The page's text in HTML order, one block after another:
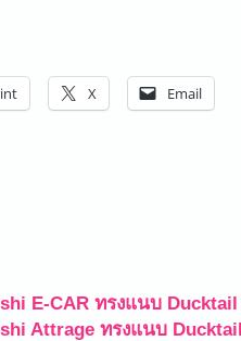
X Email
E-CAR ทรงแนบ Ducktail
Attrage ทรงแนบ